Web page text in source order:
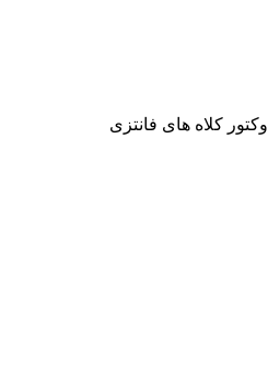
وکتور کلاه های فانتزی